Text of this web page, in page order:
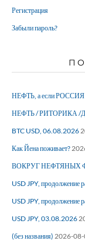
Регистрация
Забыли пароль?
НЕФТЬ, а если РОССИЯ
НЕФТЬ / РИТОРИКА /
BTC USD, 06.08.2026
Как Йена поживает?
ВОКРУГ НЕФТЯНЫХ
USD JPY, продолжение
USD JPY, продолжение
USD JPY, 03.08.2026
(без названия) 2026-